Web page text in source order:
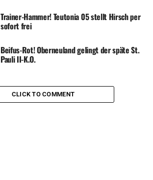
Trainer-Hammer! Teutonia 05 stellt Hirsch per
sofort frei
Beifus-Rot! Oberneuland gelingt der späte St.
Pauli II-K.O.
CLICK TO COMMENT